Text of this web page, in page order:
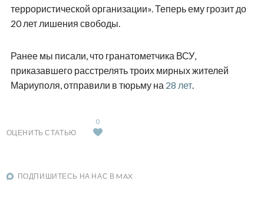
террористической организации». Теперь ему грозит до
20 лет лишения свободы.
Ранее мы писали, что гранатометчика ВСУ,
приказавшего расстрелять троих мирных жителей
Мариуполя, отправили в тюрьму на 28 лет.
ОЦЕНИТЬ СТАТЬЮ
0
ПОДПИШИТЕСЬ НА НАС В MAX